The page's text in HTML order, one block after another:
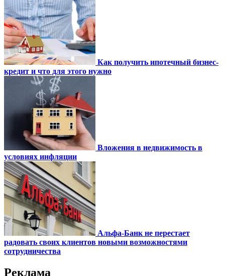
Как получить ипотечный бизнес-
кредит и что для этого нужно
Вложения в недвижимость в
условиях инфляции
Альфа-Банк не перестает
радовать своих клиентов новыми возможностями
сотрудничества
Реклама